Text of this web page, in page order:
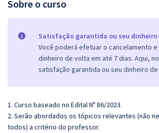
Sobre o curso
Satisfação garantida ou seu dinheiro
Você poderá efetuar o cancelamento
dinheiro de volta em até 7 dias. Aqui,
satisfação garantida ou seu dinheiro
1. Curso baseado no Edital Nº 86/2023.
2. Serão abordados os tópicos relevantes (não
todos) a critério do professor.